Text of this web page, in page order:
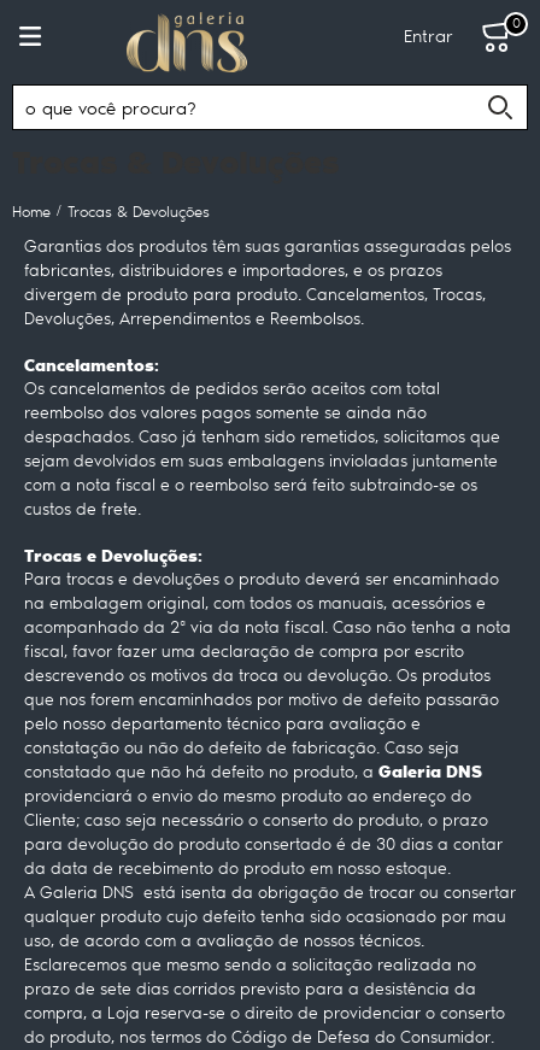
Entrar
0
Home Trocas & Devoluções
Garantias dos produtos têm suas garantias asseguradas pelos
fabricantes, distribuidores e importadores, e os prazos
divergem de produto para produto. Cancelamentos, Trocas,
Devoluções, Arrependimentos e Reembolsos.
Cancelamentos:
Os cancelamentos de pedidos serão aceitos com total
reembolso dos valores pagos somente se ainda não
despachados. Caso já tenham sido remetidos, solicitamos que
sejam devolvidos em suas embalagens invioladas juntamente
com a nota fiscal e o reembolso será feito subtraindo-se os
custos de frete.
Trocas e Devoluções:
Para trocas e devoluções o produto deverá ser encaminhado
na embalagem original, com todos os manuais, acessórios e
acompanhado da 2ª via da nota fiscal. Caso não tenha a nota
fiscal, favor fazer uma declaração de compra por escrito
descrevendo os motivos da troca ou devolução. Os produtos
que nos forem encaminhados por motivo de defeito passarão
pelo nosso departamento técnico para avaliação e
constatação ou não do defeito de fabricação. Caso seja
constatado que não há defeito no produto, a Galeria DNS
providenciará o envio do mesmo produto ao endereço do
Cliente; caso seja necessário o conserto do produto, o prazo
para devolução do produto consertado é de 30 dias a contar
da data de recebimento do produto em nosso estoque.
A Galeria DNS está isenta da obrigação de trocar ou consertar
qualquer produto cujo defeito tenha sido ocasionado por mau
uso, de acordo com a avaliação de nossos técnicos.
Esclarecemos que mesmo sendo a solicitação realizada no
prazo de sete dias corridos previsto para a desistência da
compra, a Loja reserva-se o direito de providenciar o conserto
do produto, nos termos do Código de Defesa do Consumidor.